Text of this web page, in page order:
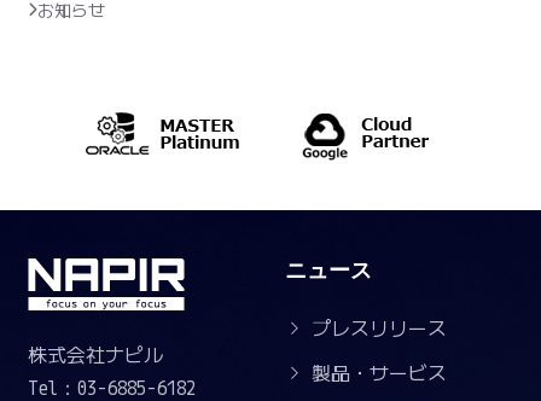
お知らせ
株式会社ナピル
Tel：03-6885-6182
ニュース
プレスリリース
製品・サービス